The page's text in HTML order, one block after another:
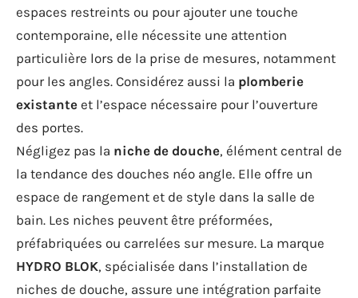
espaces restreints ou pour ajouter une touche
contemporaine, elle nécessite une attention
particulière lors de la prise de mesures, notamment
pour les angles. Considérez aussi la plomberie
existante et l’espace nécessaire pour l’ouverture
des portes.
Négligez pas la niche de douche, élément central de
la tendance des douches néo angle. Elle offre un
espace de rangement et de style dans la salle de
bain. Les niches peuvent être préformées,
préfabriquées ou carrelées sur mesure. La marque
HYDRO BLOK, spécialisée dans l’installation de
niches de douche, assure une intégration parfaite